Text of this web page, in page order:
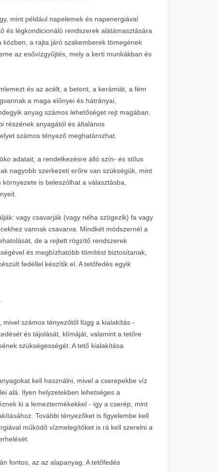
mint például napelemek és napenergiával
és légkondicionáló rendszerek alátámasztására
a rajta járó szakemberek tömegének
az esővízgyűjtés, mely a kerti munkákban és
és az acélt, a betont, a kerámiát, a fém
a maga előnyei és hátrányai,
anyag számos lehetőséget rejt magában.
részének anyagától és általános
számos tényező meghatározhat.
adatait, a rendelkezésre álló szín- és stílus
nagyobb szerkezeti erőre van szükségük, mint
is beleszólhat a választásba,
vagy csavarják (vagy néha szögezik) fa vagy
vannak csavarva. Mindkét módszernél a
de a rejtett rögzítő rendszerek
és megbízhatóbb tömítést biztosítanak,
fedéllel készítik el. A tetőfedés egyik
számos tényezőtől függ a kialakítás -
és tájolását, klímáját, valamint a tetőre
szükségességét. A tető kialakítása
kell használni, mivel a cserepekbe víz
alá. Ilyen helyzetekben lehetséges a
ki a lemeztermékekkel - így a cserép, mint
További tényezőket is figyelembe kell
működő vízmelegítőket is rá kell szerelni a
fontos, az az alapanyag. A tetőfedés